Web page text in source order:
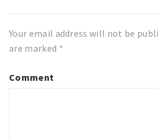
Your email address will not be
are marked *
Comment